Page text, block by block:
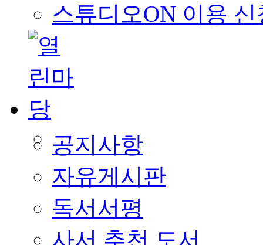
스튜디오ON 이용 신
공지사항
자유게시판
독서서평
사서 추천 도서